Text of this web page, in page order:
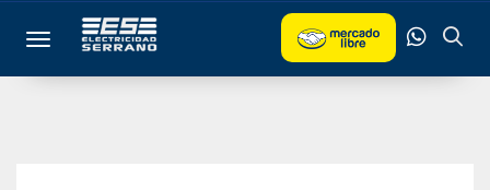
Toggle navigation